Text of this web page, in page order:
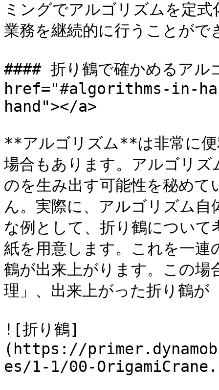
ミングでアルゴリズムを定
業務を継続的に行うことがで
#### 折り鶴で確かめるアル
href="#algorithms-in-
hand"></a>
**アルゴリズム**は非常に便
場合もあります。アルゴリ
のを生み出す可能性を秘め
ん。実際に、アルゴリズム
な例として、折り鶴につい
紙を用意します。これを一
鶴が出来上がります。この場
理」、出来上がった折り鶴が
![折り鶴]
(https://
es/1-1/00-